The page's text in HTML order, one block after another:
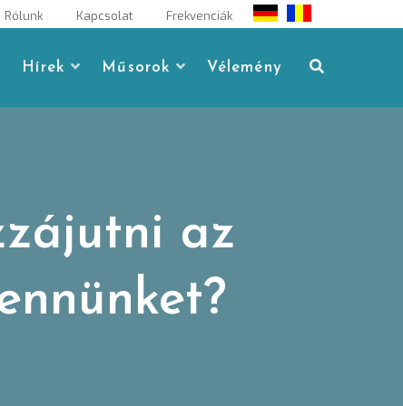
Rólunk Kapcsolat Frekvenciák
Hírek Műsorok Vélemény
az